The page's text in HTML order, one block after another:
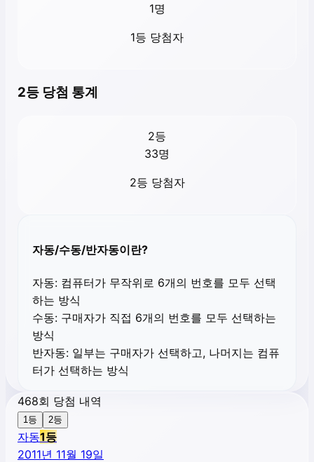
1명
1등 당첨자
2등 당첨 통계
2등
33명
2등 당첨자
자동/수동/반자동이란?
자동: 컴퓨터가 무작위로 6개의 번호를 모두 선택
하는 방식
수동: 구매자가 직접 6개의 번호를 모두 선택하는
방식
반자동: 일부는 구매자가 선택하고, 나머지는 컴퓨
터가 선택하는 방식
468회 당첨 내역
1등 2등
자동1등
2011년 11월 19일